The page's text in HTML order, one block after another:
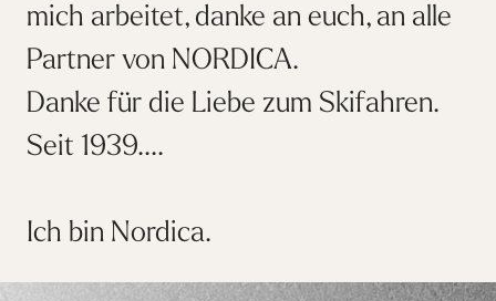
mich arbeitet, danke an euch, an alle
Partner von NORDICA.
Danke für die Liebe zum Skifahren.
Seit 1939....
Ich bin Nordica.